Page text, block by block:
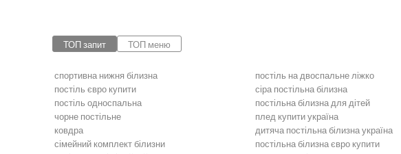
ТОП запит ТОП меню
спортивна нижня білизна постіль на двоспальне ліжко
постіль євро купити
сіра постільна білизна
постіль односпальна
постільна білизна для дітей
чорне постільне
плед купити україна
ковдра
дитяча постільна білизна україна
сімейний комплект білизни
постільна білизна євро купити